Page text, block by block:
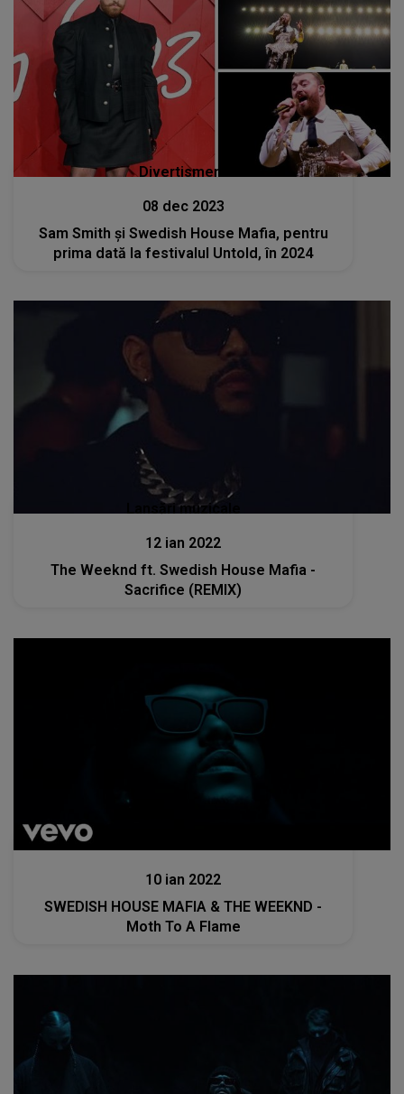
Divertisment
08 dec 2023
Sam Smith şi Swedish House Mafia, pentru
prima dată la festivalul Untold, în 2024
Lansări muzicale
12 ian 2022
The Weeknd ft. Swedish House Mafia -
Sacrifice (REMIX)
10 ian 2022
SWEDISH HOUSE MAFIA & THE WEEKND -
Moth To A Flame